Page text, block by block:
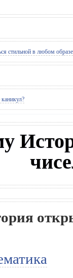
стильной в любом образе